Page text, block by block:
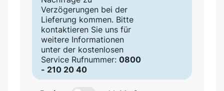
Verzögerungen bei der
Lieferung kommen. Bitte
kontaktieren Sie uns für
weitere Informationen
unter der kostenlosen
Service Rufnummer: 0800
- 210 20 40